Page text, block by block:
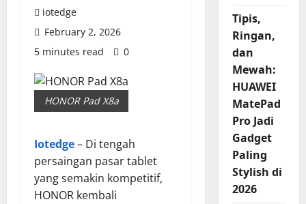
iotedge
February 2, 2026
5 minutes read
0
HONOR Pad X8a
Iotedge– Di tengah
persaingan pasar tablet
yang semakin kompetitif,
HONOR kembali
Tipis,
Ringan,
dan
Mewah:
HUAWEI
MatePad
Pro Jadi
Gadget
Paling
Stylish di
2026